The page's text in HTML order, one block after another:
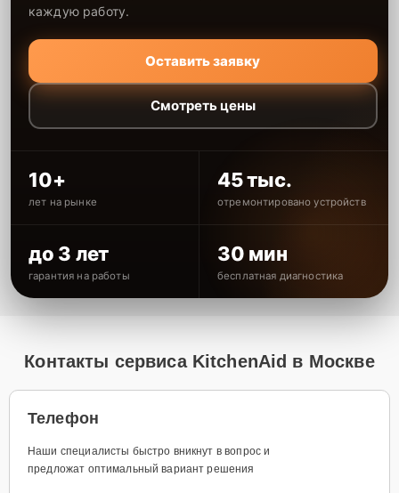
каждую работу.
Оставить заявку
Смотреть цены
10+
лет на рынке
45 тыс.
отремонтировано устройств
до 3 лет
гарантия на работы
30 мин
бесплатная диагностика
Контакты сервиса KitchenAid в Москве
Телефон
Наши специалисты быстро вникнут в вопрос и
предложат оптимальный вариант решения